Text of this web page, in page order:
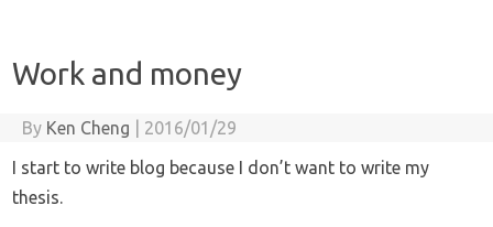
Work and money
By Ken Cheng
2016/01/29
I start to write blog because I don’t want to write my
thesis.